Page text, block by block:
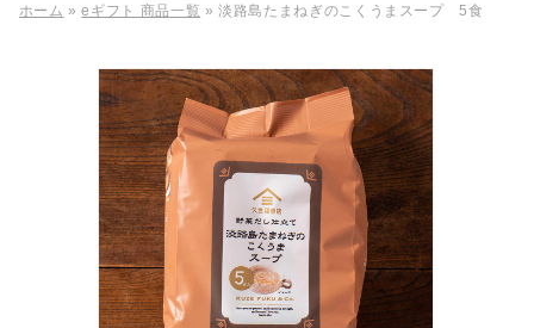
ホーム »eギフト 商品一覧 » 淡路島たまねぎのこくうまスープ 5食